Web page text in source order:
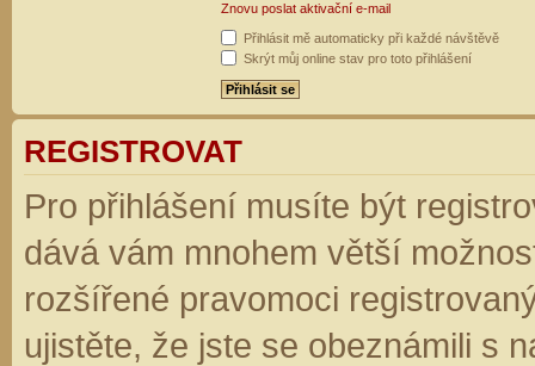
Znovu poslat aktivační e-mail
Přihlásit mě automaticky při každé návštěvě
Skrýt můj online stav pro toto přihlášení
REGISTROVAT
Pro přihlášení musíte být
dává vám mnohem větší
rozšířené pravomoci
ujistěte, že jste se obeznámili s